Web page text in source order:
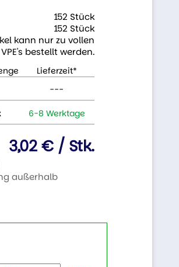
152 Stück
152 Stück
kann nur zu vollen
VPE's bestellt werden.
Lieferzeit*
---
6-8 Werktage
3,02 € / Stk.
außerhalb